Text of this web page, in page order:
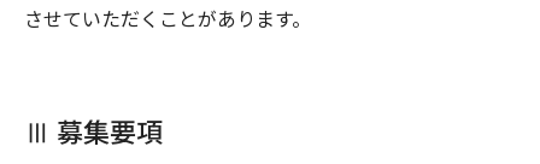
させていただくことがあります。
Ⅲ 募集要項